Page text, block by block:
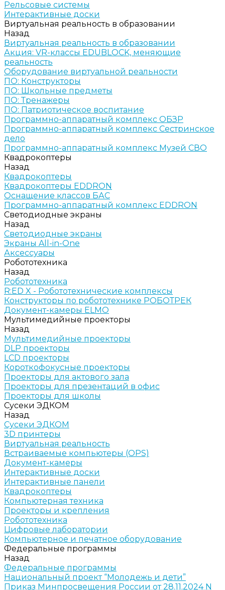
Рельсовые системы
Интерактивные доски
Виртуальная реальность в образовании
Назад
Виртуальная реальность в образовании
Акция: VR-классы EDUBLOCK, меняющие
реальность
Оборудование виртуальной реальности
ПО: Конструкторы
ПО: Школьные предметы
ПО: Тренажеры
ПО: Патриотическое воспитание
Программно-аппаратный комплекс ОБЗР
Программно-аппаратный комплекс Сестринское
дело
Программно-аппаратный комплекс Музей СВО
Квадрокоптеры
Назад
Квадрокоптеры
Квадрокоптеры EDDRON
Оснащение классов БАС
Программно-аппаратный комплекс EDDRON
Светодиодные экраны
Назад
Светодиодные экраны
Экраны All-in-One
Аксессуары
Робототехника
Назад
Робототехника
R:ED X - Робототехнические комплексы
Конструкторы по робототехнике РОБОТРЕК
Документ-камеры ELMO
Мультимедийные проекторы
Назад
Мультимедийные проекторы
DLP проекторы
LCD проекторы
Короткофокусные проекторы
Проекторы для актового зала
Проекторы для презентаций в офис
Проекторы для школы
Сусеки ЭДКОМ
Назад
Сусеки ЭДКОМ
3D принтеры
Виртуальная реальность
Встраиваемые компьютеры (OPS)
Документ-камеры
Интерактивные доски
Интерактивные панели
Квадрокоптеры
Компьютерная техника
Проекторы и крепления
Робототехника
Цифровые лаборатории
Компьютерное и печатное оборудование
Федеральные программы
Назад
Федеральные программы
Национальный проект “Молодежь и дети”
Приказ Минпросвещения России от 28.11.2024 N